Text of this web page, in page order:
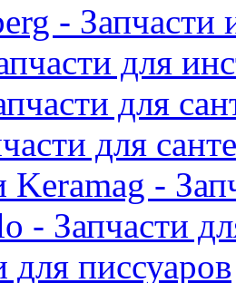
- Запчасти
для
для
для
Keramag -
- Запчасти
для писсуаров